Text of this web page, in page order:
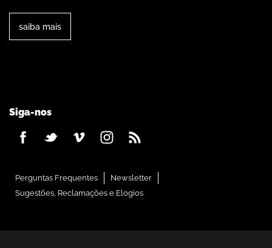
saiba mais
Siga-nos
Perguntas Frequentes
Newsletter
Sugestões, Reclamações e Elogios